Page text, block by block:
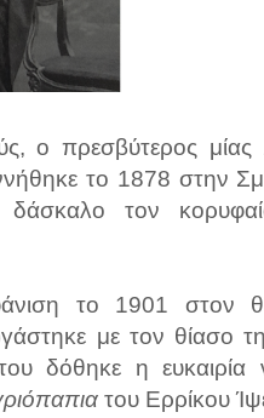
ο πρεσβύτερος μίας
το 1878 στην
δάσκαλο τον
το 1901 στον
με τον θίασο
δόθηκε η ευκαιρία
του Ερρίκου